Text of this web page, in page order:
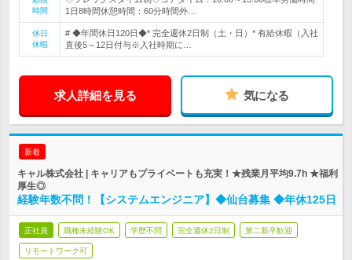
時間
1日8時間休憩時間：60分時間外…
休日
休暇
# ◆年間休日120日◆* 完全週休2日制（土・日）* 有給休暇（入社
直後5～12日付与※入社時期に…
求人詳細を見る 気になる
新着
キャル株式会社 | キャリアもプライベートも充実！★残業月平均9.7h ★福利
厚生◎
経験年数不問！【システムエンジニア】◆仙台募集 ◆年休125日
正社員 職種未経験OK 学歴不問 完全週休2日制 第二新卒歓迎
リモートワーク可